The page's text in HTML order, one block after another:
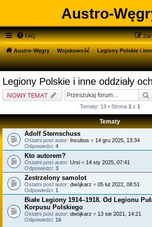
Austro-
FAQ
Austro-Węgry Wojskowość
Legiony Polskie i
Legiony Polskie i inne oddziały
NOWY TEMAT
Tematy: 19 • Strona 1 z 1
Tematy
Adolf Sternschuss
Ostatni post autor: Incubus « 14 gru 2025, 13:34
Odpowiedzi: 4
Kto autorem?
Ostatni post autor: Ursi « 14 sty 2025, 07:41
Odpowiedzi: 3
Zestrzelony samolot
Ostatni post autor: dwójkarz « 05 lut 2022, 08:51
Odpowiedzi: 1
Białe Legiony 1914–1918. Od Legionu
Korpusu Polskiego
Ostatni post autor: dwójkarz « 13 sie 2021, 14:21
Odpowiedzi: 16